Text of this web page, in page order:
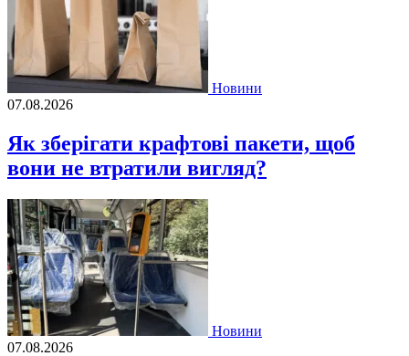
Новини
07.08.2026
Як зберігати крафтові пакети, щоб
вони не втратили вигляд?
Новини
07.08.2026